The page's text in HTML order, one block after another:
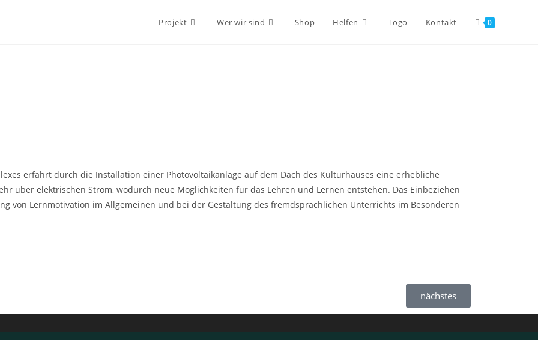
Projekt Wer wir sind Shop Helfen Togo Kontakt 0
erfährt durch die Installation einer Photovoltaikanlage auf dem Dach des Kulturhauses eine erhebliche
über elektrischen Strom, wodurch neue Möglichkeiten für das Lehren und Lernen entstehen. Das Einbeziehen
von Lernmotivation im Allgemeinen und bei der Gestaltung des fremdsprachlichen Unterrichts im Besonderen
nächstes